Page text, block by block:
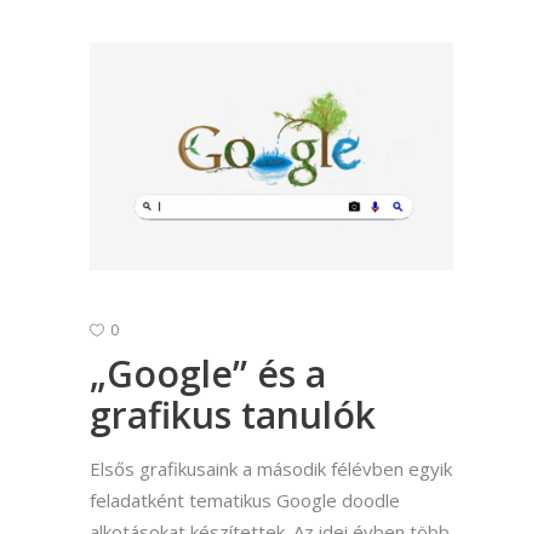
0
„Google” és a
grafikus tanulók
Elsős grafikusaink a második félévben egyik
feladatként tematikus Google doodle